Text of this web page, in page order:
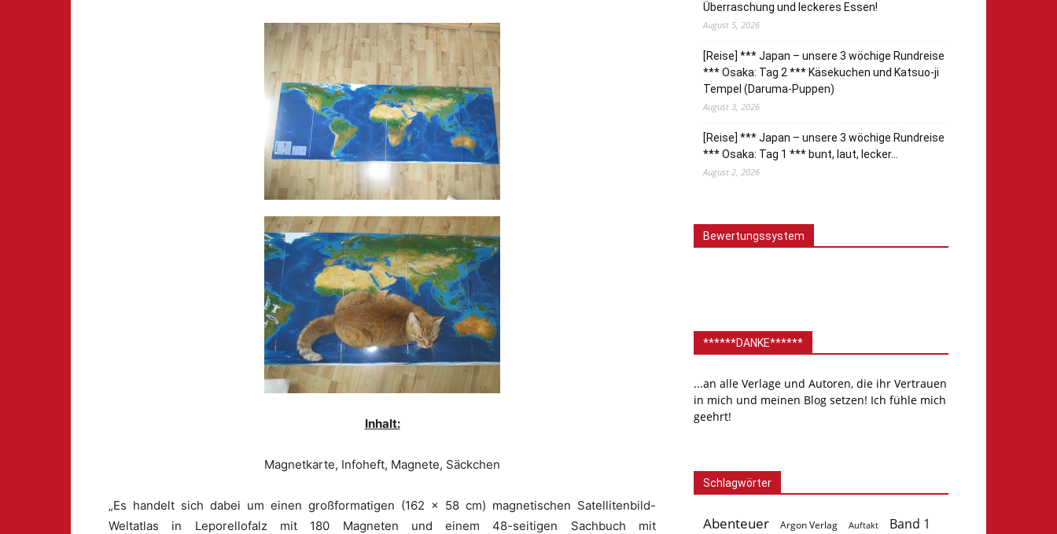
Inhalt:
Magnetkarte, Infoheft, Magnete, Säckchen
„Es handelt sich dabei um einen großformatigen (162 x 58 cm) magnetischen Satellitenbild-
Weltatlas in Leporellofalz mit 180 Magneten und einem 48-seitigen Sachbuch mit
Überraschung und leckeres Essen!
August 5, 2026
[Reise] *** Japan – unsere 3 wöchige Rundreise
*** Osaka: Tag 2 *** Käsekuchen und Katsuo-ji
Tempel (Daruma-Puppen)
August 3, 2026
[Reise] *** Japan – unsere 3 wöchige Rundreise
*** Osaka: Tag 1 *** bunt, laut, lecker…
August 2, 2026
Bewertungssystem
******DANKE******
...an alle Verlage und Autoren, die ihr Vertrauen
in mich und meinen Blog setzen! Ich fühle mich
geehrt!
Schlagwörter
Abenteuer Argon Verlag Auftakt Band 1